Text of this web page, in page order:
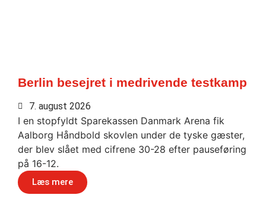
Berlin besejret i medrivende testkamp
7. august 2026
I en stopfyldt Sparekassen Danmark Arena fik
Aalborg Håndbold skovlen under de tyske gæster,
der blev slået med cifrene 30-28 efter pauseføring
på 16-12.
Læs mere